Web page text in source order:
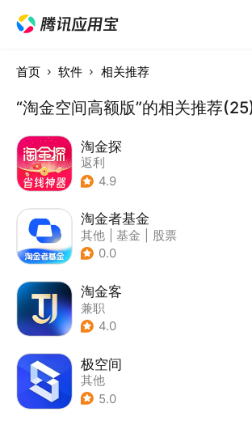
首页 软件 相关推荐
“淘金空间高额版”的相关推荐
淘金探
返利
4.9
淘金者基金
其他 基金
股票
0.0
淘金客
兼职
4.0
极空间
其他
5.0